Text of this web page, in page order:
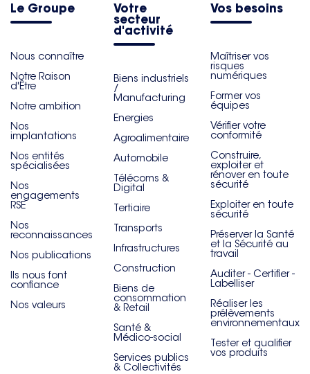
Le Groupe
Nous connaître
Notre Raison
d'Être
Notre ambition
Nos
implantations
Nos entités
spécialisées
Nos
engagements
RSE
Nos
reconnaissances
Nos publications
Ils nous font
confiance
Nos valeurs
Votre
secteur
d'activité
Biens industriels
/
Manufacturing
Energies
Agroalimentaire
Automobile
Télécoms &
Digital
Tertiaire
Transports
Infrastructures
Construction
Biens de
consommation
& Retail
Santé &
Médico-social
Services publics
& Collectivités
Vos besoins
Maîtriser vos
risques
numériques
Former vos
équipes
Vérifier votre
conformité
Construire,
exploiter et
rénover en toute
sécurité
Exploiter en toute
sécurité
Préserver la Santé
et la Sécurité au
travail
Auditer - Certifier -
Labelliser
Réaliser les
prélèvements
environnementaux
Tester et qualifier
vos produits